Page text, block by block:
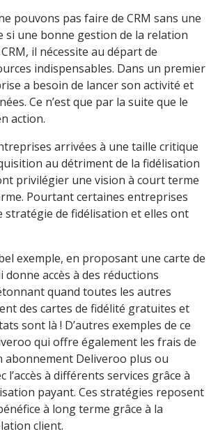
pouvons pas faire de CRM sans une
si une bonne gestion de la relation
il nécessite au départ de
indispensables. Dans un premier
a besoin de lancer son activité et
Ce n’est que par la suite que le
action.
arrivées à une taille critique
au détriment de la fidélisation
privilégier une vision à court terme
Pourtant certaines entreprises
stratégie de fidélisation et elles ont
exemple, en proposant une carte de
accès à des réductions
quand toutes les autres
des cartes de fidélité gratuites et
sont là ! D’autres exemples de ce
qui offre également les frais de
abonnement Deliveroo plus ou
l’accès à différents services grâce à
payant. Ces stratégies reposent
à long terme grâce à la
client.